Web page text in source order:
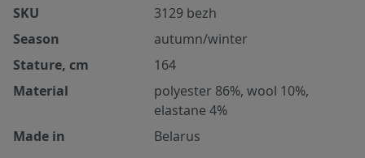
SKU
3129 bezh
Season
autumn/winter
Stature, cm
164
Material
polyester 86%, wool 10%,
elastane 4%
Made in
Belarus